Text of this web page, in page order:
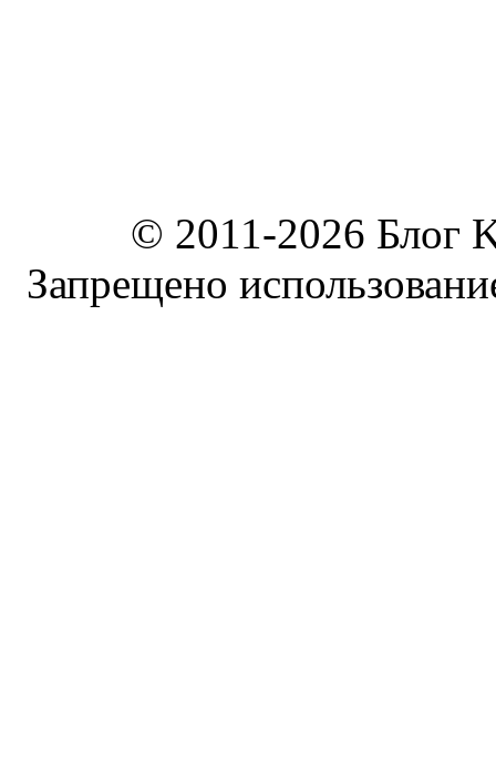
© 2011-2026 Блог
Запрещено